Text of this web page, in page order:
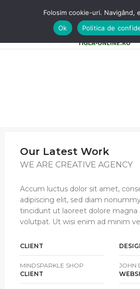
Our Latest Work
WE ARE CREATIVE AGENCY
Accum luctus dolor sit amet,
adipiscing elit, sed diam
tincidunt ut laoreet dolore magna
volutpat. Ut wisi enim ad minim
CLIENT
MINDSPARKLE SHOP
JOHN
CLIENT
Folosim cookie-uri. Navigând,
Ok
Politica de